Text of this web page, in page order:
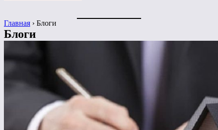
Главная › Блоги
Блоги